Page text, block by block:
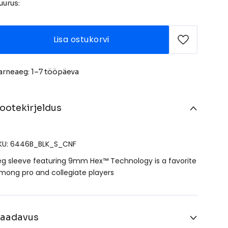
Lisa ostukorvi
1–7 tööpäeva
6446B_BLK_S_CNF
sleeve featuring 9mm Hex™ Technology is a favorite
pro and collegiate players